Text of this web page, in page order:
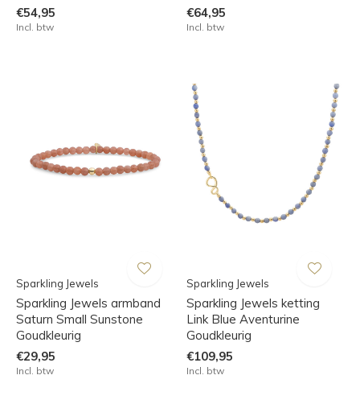
€54,95
Incl. btw
€64,95
Incl. btw
Sparkling Jewels
Sparkling Jewels armband
Saturn Small Sunstone
Goudkleurig
€29,95
Incl. btw
Sparkling Jewels
Sparkling Jewels ketting
Link Blue Aventurine
Goudkleurig
€109,95
Incl. btw